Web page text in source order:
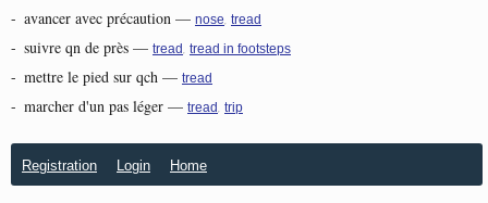
- avancer avec précaution — nose tread
- suivre qn de près — tread tread in footsteps
- mettre le pied sur qch — tread
- marcher d'un pas léger — tread trip
Registration Login Home